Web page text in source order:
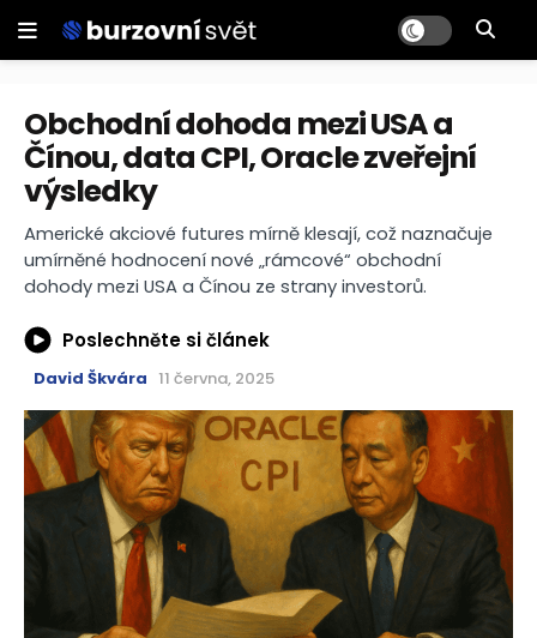
Obchodní dohoda mezi USA a
Čínou, data CPI, Oracle zveřejní
výsledky
Americké akciové futures mírně klesají, což naznačuje
umírněné hodnocení nové „rámcové“ obchodní
dohody mezi USA a Čínou ze strany investorů.
Poslechněte si článek
David Škvára 11 června, 2025